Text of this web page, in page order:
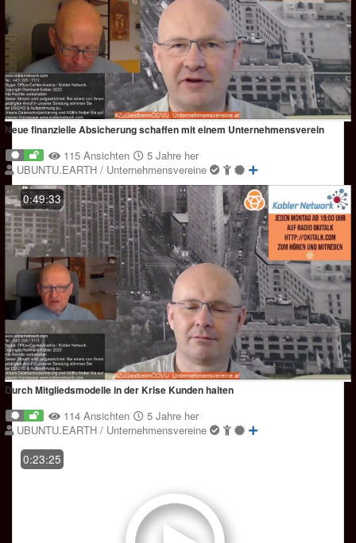
Neue finanzielle Absicherung schaffen mit einem Unternehmensverein
115 Ansichten
5 Jahre her
UBUNTU.EARTH / Unternehmensvereine
0:49:33
Durch Mitgliedsmodelle in der Krise Kunden halten
114 Ansichten
5 Jahre her
UBUNTU.EARTH / Unternehmensvereine
0:23:25